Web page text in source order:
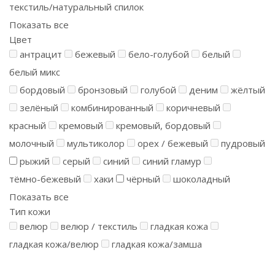
текстиль/натуральный спилок
Показать все
Цвет
антрацит
бежевый бело-голубой
белый
белый микс
бордовый
бронзовый голубой деним
жёлтый
зелёный
комбинированный
коричневый
красный
кремовый
кремовый, бордовый
молочный
мультиколор орех / бежевый
пудровый
рыжий
серый синий
синий гламур
тёмно-бежевый
хаки чёрный
шоколадный
Показать все
Тип кожи
велюр
велюр / текстиль
гладкая кожа
гладкая кожа/велюр
гладкая кожа/замша